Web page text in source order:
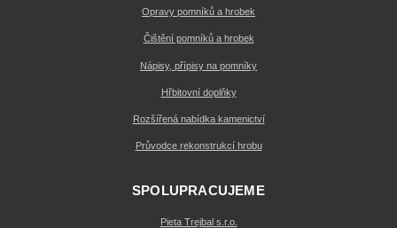
Opravy pomníků a hrobek
Čištění pomníků a hrobek
Nápisy, přípisy na pomníky
Hřbitovní doplňky
Rozšířená nabídka kamenictví
Průvodce rekonstrukcí hrobu
SPOLUPRACUJEME
Pieta Trejbal s.r.o.